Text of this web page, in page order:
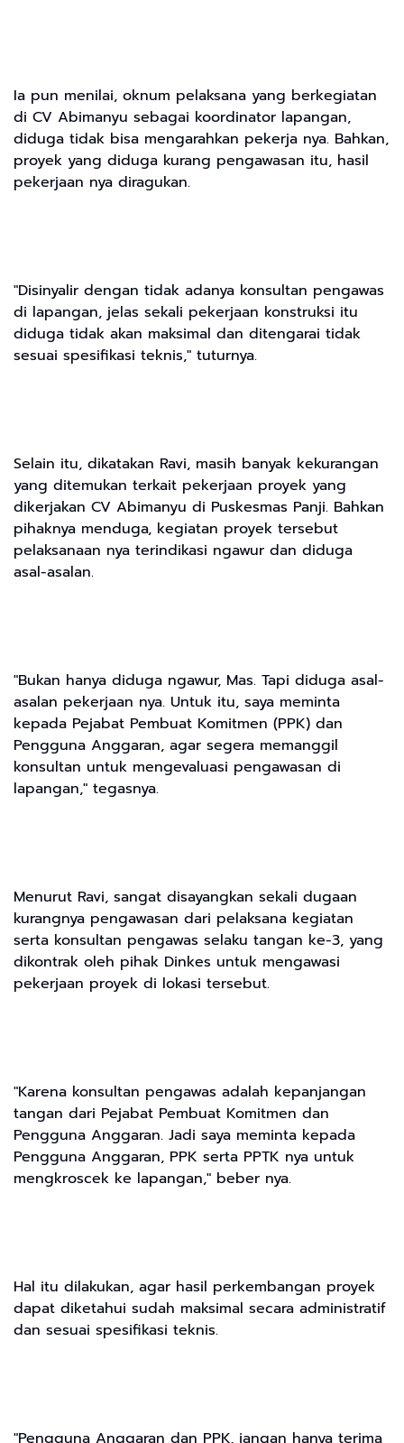
Ia pun menilai, oknum pelaksana yang berkegiatan
di CV Abimanyu sebagai koordinator lapangan,
diduga tidak bisa mengarahkan pekerja nya. Bahkan,
proyek yang diduga kurang pengawasan itu, hasil
pekerjaan nya diragukan.
"Disinyalir dengan tidak adanya konsultan pengawas
di lapangan, jelas sekali pekerjaan konstruksi itu
diduga tidak akan maksimal dan ditengarai tidak
sesuai spesifikasi teknis," tuturnya.
Selain itu, dikatakan Ravi, masih banyak kekurangan
yang ditemukan terkait pekerjaan proyek yang
dikerjakan CV Abimanyu di Puskesmas Panji. Bahkan
pihaknya menduga, kegiatan proyek tersebut
pelaksanaan nya terindikasi ngawur dan diduga
asal-asalan.
"Bukan hanya diduga ngawur, Mas. Tapi diduga asal-
asalan pekerjaan nya. Untuk itu, saya meminta
kepada Pejabat Pembuat Komitmen (PPK) dan
Pengguna Anggaran, agar segera memanggil
konsultan untuk mengevaluasi pengawasan di
lapangan," tegasnya.
Menurut Ravi, sangat disayangkan sekali dugaan
kurangnya pengawasan dari pelaksana kegiatan
serta konsultan pengawas selaku tangan ke-3, yang
dikontrak oleh pihak Dinkes untuk mengawasi
pekerjaan proyek di lokasi tersebut.
"Karena konsultan pengawas adalah kepanjangan
tangan dari Pejabat Pembuat Komitmen dan
Pengguna Anggaran. Jadi saya meminta kepada
Pengguna Anggaran, PPK serta PPTK nya untuk
mengkroscek ke lapangan," beber nya.
Hal itu dilakukan, agar hasil perkembangan proyek
dapat diketahui sudah maksimal secara administratif
dan sesuai spesifikasi teknis.
"Pengguna Anggaran dan PPK, jangan hanya terima